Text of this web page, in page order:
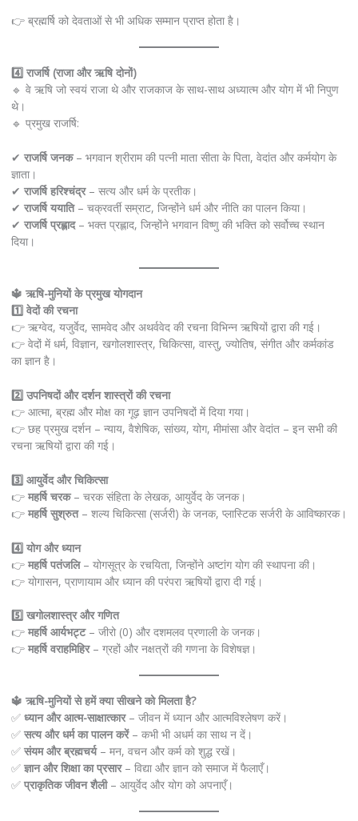
👉 ब्रह्मर्षि को देवताओं से भी अधिक सम्मान प्राप्त होता है।
4️⃣ राजर्षि (राजा और ऋषि दोनों)
🔹 वे ऋषि जो स्वयं राजा थे और राजकाज के साथ-साथ अध्यात्म और योग में भी निपुण
थे।
🔹 प्रमुख राजर्षि:
✔ राजर्षि जनक– भगवान श्रीराम की पत्नी माता सीता के पिता, वेदांत और कर्मयोग के
ज्ञाता।
✔ राजर्षि हरिश्चंद्र– सत्य और धर्म के प्रतीक।
✔ राजर्षि ययाति– चक्रवर्ती सम्राट, जिन्होंने धर्म और नीति का पालन किया।
✔ राजर्षि प्रह्लाद– भक्त प्रह्लाद, जिन्होंने भगवान विष्णु की भक्ति को सर्वोच्च स्थान
दिया।
🔱 ऋषि-मुनियों के प्रमुख योगदान
1️⃣ वेदों की रचना
👉 ऋग्वेद, यजुर्वेद, सामवेद और अथर्ववेद की रचना विभिन्न ऋषियों द्वारा की गई।
👉 वेदों में धर्म, विज्ञान, खगोलशास्त्र, चिकित्सा, वास्तु, ज्योतिष, संगीत और कर्मकांड
का ज्ञान है।
2️⃣ उपनिषदों और दर्शन शास्त्रों की रचना
👉 आत्मा, ब्रह्म और मोक्ष का गूढ़ ज्ञान उपनिषदों में दिया गया।
👉 छह प्रमुख दर्शन – न्याय, वैशेषिक, सांख्य, योग, मीमांसा और वेदांत – इन सभी की
रचना ऋषियों द्वारा की गई।
3️⃣ आयुर्वेद और चिकित्सा
👉 महर्षि चरक– चरक संहिता के लेखक, आयुर्वेद के जनक।
👉 महर्षि सुश्रुत– शल्य चिकित्सा (सर्जरी) के जनक, प्लास्टिक सर्जरी के आविष्कारक।
4️⃣ योग और ध्यान
👉 महर्षि पतंजलि– योगसूत्र के रचयिता, जिन्होंने अष्टांग योग की स्थापना की।
👉 योगासन, प्राणायाम और ध्यान की परंपरा ऋषियों द्वारा दी गई।
5️⃣ खगोलशास्त्र और गणित
👉 महर्षि आर्यभट्ट– जीरो (0) और दशमलव प्रणाली के जनक।
👉 महर्षि वराहमिहिर– ग्रहों और नक्षत्रों की गणना के विशेषज्ञ।
🔱 ऋषि-मुनियों से हमें क्या सीखने को मिलता है?
✅ ध्यान और आत्म-साक्षात्कार– जीवन में ध्यान और आत्मविश्लेषण करें।
✅ सत्य और धर्म का पालन करें– कभी भी अधर्म का साथ न दें।
✅ संयम और ब्रह्मचर्य– मन, वचन और कर्म को शुद्ध रखें।
✅ ज्ञान और शिक्षा का प्रसार– विद्या और ज्ञान को समाज में फैलाएँ।
✅ प्राकृतिक जीवन शैली– आयुर्वेद और योग को अपनाएँ।